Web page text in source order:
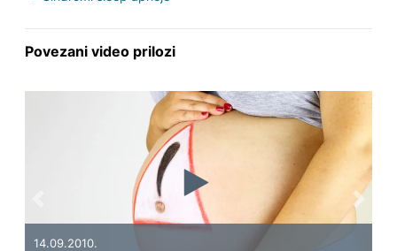
Povezani video prilozi
14.09.2010.